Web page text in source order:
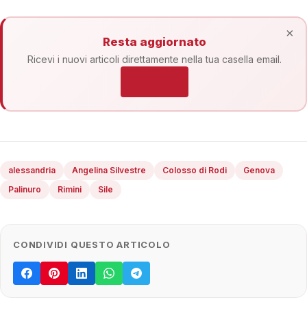
Resta aggiornato
Ricevi i nuovi articoli direttamente nella tua casella email.
×
alessandria Angelina Silvestre Colosso di Rodi
Genova
Palinuro
Rimini Sile
CONDIVIDI QUESTO ARTICOLO